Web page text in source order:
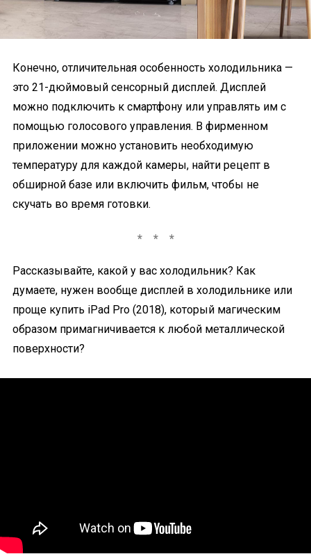
Конечно, отличительная особенность холодильника —
это 21-дюймовый сенсорный дисплей. Дисплей
можно подключить к смартфону или управлять им с
помощью голосового управления. В фирменном
приложении можно установить необходимую
температуру для каждой камеры, найти рецепт в
обширной базе или включить фильм, чтобы не
скучать во время готовки.
Рассказывайте, какой у вас холодильник? Как
думаете, нужен вообще дисплей в холодильнике или
проще купить iPad Pro (2018), который магическим
образом примагничивается к любой металлической
поверхности?